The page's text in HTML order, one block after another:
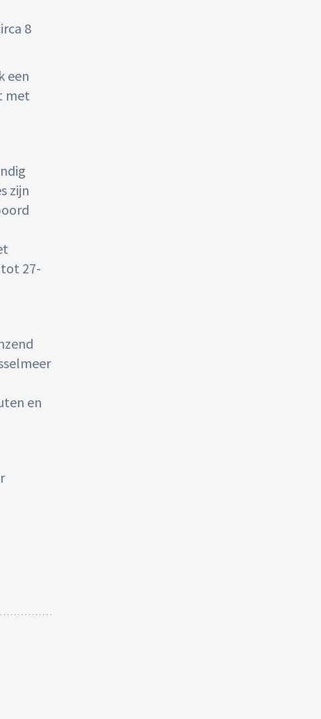
8
een
met
zijn
27-
en